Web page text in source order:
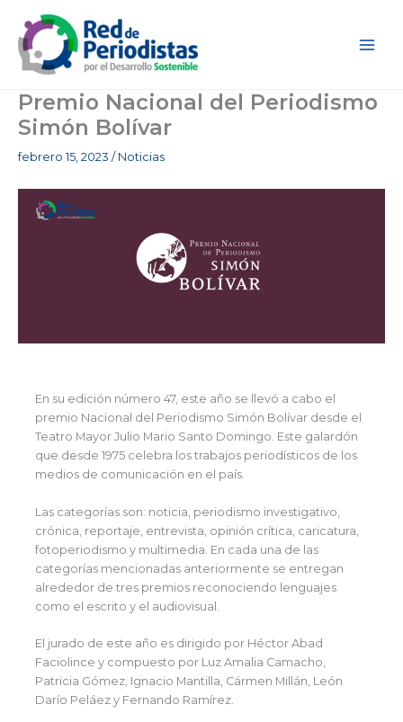
contenido
Premio Nacional del Periodismo
Simón Bolívar
febrero 15, 2023 / Noticias
En su edición número 47, este año se llevó a cabo el
premio Nacional del Periodismo Simón Bolívar desde el
Teatro Mayor Julio Mario Santo Domingo. Este galardón
que desde 1975 celebra los trabajos periodísticos de los
medios de comunicación en el país.
Las categorías son: noticia, periodismo investigativo,
crónica, reportaje, entrevista, opinión crítica, caricatura,
fotoperiodismo y multimedia. En cada una de las
categorías mencionadas anteriormente se entregan
alrededor de tres premios reconociendo lenguajes
como el escrito y el audiovisual.
El jurado de este año es dirigido por Héctor Abad
Faciolince y compuesto por Luz Amalia Camacho,
Patricia Gómez, Ignacio Mantilla, Cármen Millán, León
Darío Peláez y Fernando Ramírez.